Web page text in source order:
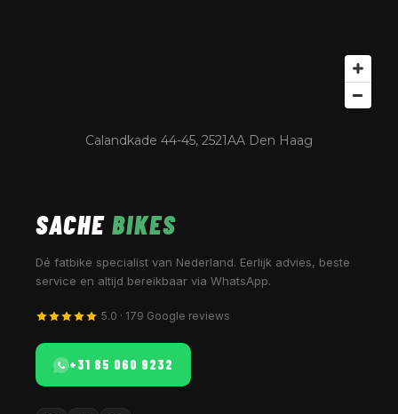
Calandkade 44-45, 2521AA Den Haag
SACHE BIKES
Dé fatbike specialist van Nederland. Eerlijk advies, beste
service en altijd bereikbaar via WhatsApp.
5.0 · 179 Google reviews
+31 85 060 9232